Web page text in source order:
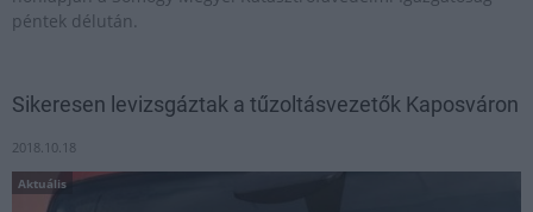
péntek délután.
Sikeresen levizsgáztak a tűzoltásvezetők Kaposváron
2018.10.18
Aktuális